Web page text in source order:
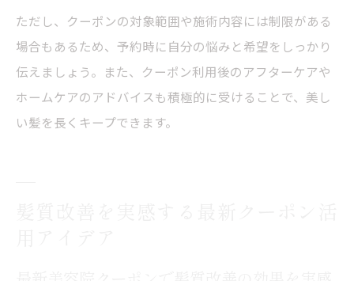
ただし、クーポンの対象範囲や施術内容には制限がある
場合もあるため、予約時に自分の悩みと希望をしっかり
伝えましょう。また、クーポン利用後のアフターケアや
ホームケアのアドバイスも積極的に受けることで、美し
い髪を長くキープできます。